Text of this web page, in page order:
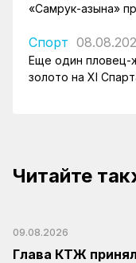
«Самрук-Қазына»
Спорт
Еще один
золото на XI
Читайте
09.08.2026
Глава КТЖ